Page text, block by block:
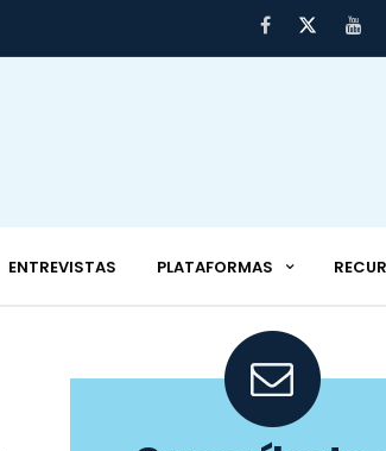
ENTREVISTAS PLATAFORMAS